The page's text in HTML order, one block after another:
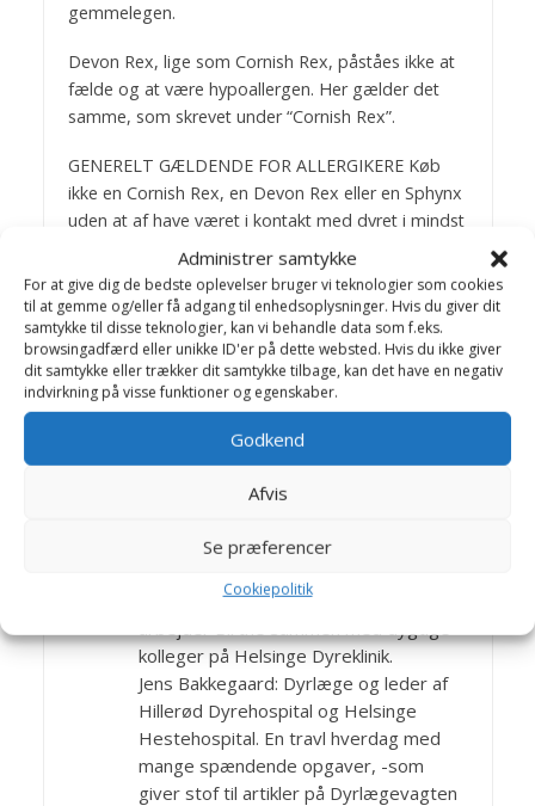
Administrer samtykke
For at give dig de bedste oplevelser bruger vi teknologier som cookies
til at gemme og/eller få adgang til enhedsoplysninger. Hvis du giver dit
samtykke til disse teknologier, kan vi behandle data som f.eks.
browsingadfærd eller unikke ID'er på dette websted. Hvis du ikke giver
dit samtykke eller trækker dit samtykke tilbage, kan det have en negativ
indvirkning på visse funktioner og egenskaber.
Godkend
Afvis
Se præferencer
Cookiepolitik
gemmelegen.
Devon Rex, lige som Cornish Rex, påståes ikke at
fælde og at være hypoallergen. Her gælder det
samme, som skrevet under “Cornish Rex”.
GENERELT GÆLDENDE FOR ALLERGIKERE Køb
ikke en Cornish Rex, en Devon Rex eller en Sphynx
uden at af have været i kontakt med dyret i mindst
et døgn. Enkelte opdrættere “låner” gerne en kat
ud for week-enden. Hvis dette ikke kan lade sig
gøre, da sørg for at få en skriftlig aftale om, at
katten kan tilbageleveres inden for 8 dage mod
fuld tilbagebetaling af købesummen.
Bagom artiklerne
Bakkegaard
Dyrlæge Birthe Valling: Til dagligt
kolleger på Helsinge Dyreklinik.
Jens Bakkegaard: Dyrlæge og leder af
Hillerød Dyrehospital og Helsinge
Hestehospital. En travl hverdag med
mange spændende opgaver, -som
giver stof til artikler på Dyrlægevagten